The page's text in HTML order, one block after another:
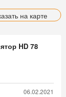
на карте
HD 78
06.02.2021